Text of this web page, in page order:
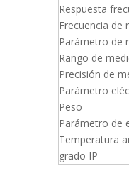
Respuesta
Frecuencia de
Parámetro de
Rango de
Precisión de
Parámetro
Peso
Parámetro de
Temperatura
grado IP